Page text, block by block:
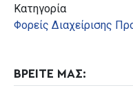
Κατηγορία
Φορείς Διαχείρισης
ΒΡΕΙΤΕ ΜΑΣ: